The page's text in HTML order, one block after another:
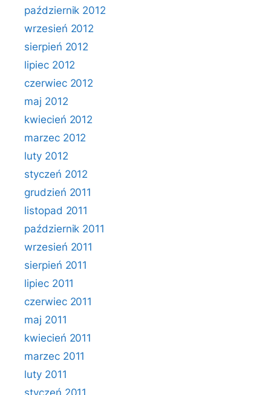
październik 2012
wrzesień 2012
sierpień 2012
lipiec 2012
czerwiec 2012
maj 2012
kwiecień 2012
marzec 2012
luty 2012
styczeń 2012
grudzień 2011
listopad 2011
październik 2011
wrzesień 2011
sierpień 2011
lipiec 2011
czerwiec 2011
maj 2011
kwiecień 2011
marzec 2011
luty 2011
styczeń 2011